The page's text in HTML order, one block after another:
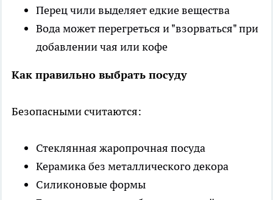
Перец чили выделяет едкие вещества
Вода может перегреться и "взорваться" при
добавлении чая или кофе
Как правильно выбрать посуду
Безопасными считаются:
Стеклянная жаропрочная посуда
Керамика без металлического декора
Силиконовые формы